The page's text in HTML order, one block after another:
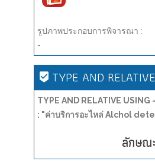
รูปภาพประกอบการพิจารณา :
-
TYPE AND
TYPE AND RELATIVE
: "ค่าบริการอะไหล่ Alchol
ลักษณ